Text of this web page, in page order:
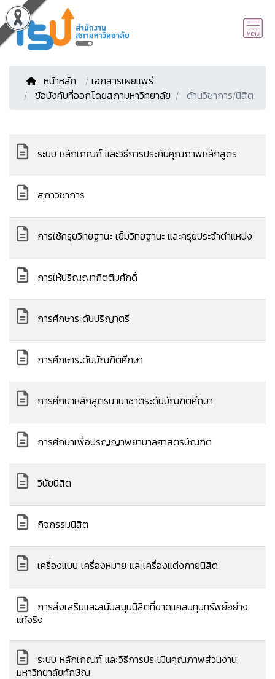
หน้าหลัก / เอกสารเผยแพร่
ข้อบังคับที่ออกโดยสภามหาวิทยาลัย
ด้านวิชาการ/นิสิต
ระบบ หลักเกณฑ์ และวิธีการประกันคุณภาพหลักสูตร
สภาวิชาการ
การใช้ครุยวิทยฐานะ เข็มวิทยฐานะ และครุยประจำตำแหน่ง
การให้ปริญญากิตติมศักดิ์
การศึกษาระดับปริญาตรี
การศึกษาระดับบัณฑิตศึกษา
การศึกษาหลักสูตรนานาชาติระดับบัณฑิตศึกษา
การศึกษาเพื่อปริญญาพยาบาลศาสตรบัณฑิต
วินัยนิสิต
กิจกรรมนิสิต
เครื่องแบบ เครื่องหมาย และเครื่องแต่งกายนิสิต
การส่งเสริมและสนับสนุนนิสิตที่ขาดแคลนทุนทรัพย์อย่าง
แท้จริง
ระบบ หลักเกณฑ์ และวิธีการประเมินคุณภาพส่วนงาน
มหาวิทยาลัยทักษิณ